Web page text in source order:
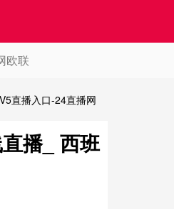
欧联
直播入口-24直播网
播_ 西班